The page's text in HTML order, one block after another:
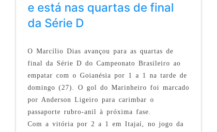
e está nas quartas de final
da Série D
O Marcílio Dias avançou para as quartas de
final da Série D do Campeonato Brasileiro ao
empatar com o Goianésia por 1 a 1 na tarde de
domingo (27). O gol do Marinheiro foi marcado
por Anderson Ligeiro para carimbar o
passaporte rubro-anil à próxima fase.
Com a vitória por 2 a 1 em Itajaí, no jogo da